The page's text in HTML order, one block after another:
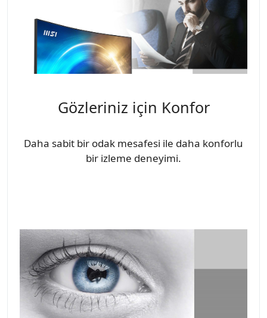
Gözleriniz için Konfor
Daha sabit bir odak mesafesi ile daha konforlu
bir izleme deneyimi.